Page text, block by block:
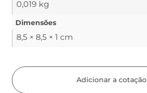
0,019 kg
Dimensões
8,5 × 8,5 × 1 cm
Adicionar a cotação